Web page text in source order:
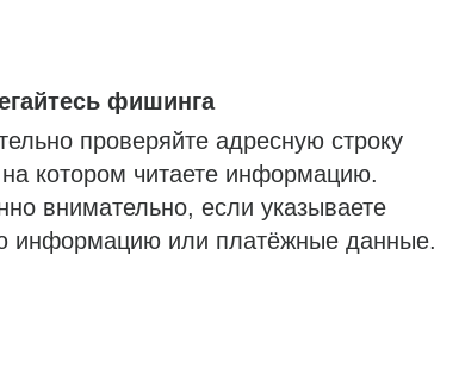
фишинга
проверяйте адресную строку
котором читаете информацию.
внимательно, если указываете
информацию или платёжные данные.